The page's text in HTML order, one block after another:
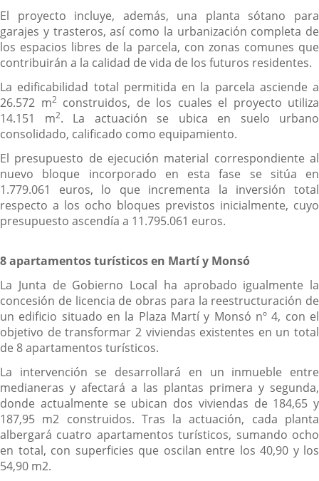
El proyecto incluye, además, una planta sótano para
garajes y trasteros, así como la urbanización completa de
los espacios libres de la parcela, con zonas comunes que
contribuirán a la calidad de vida de los futuros residentes.
La edificabilidad total permitida en la parcela asciende a
26.572 m2construidos, de los cuales el proyecto utiliza
14.151 m2. La actuación se ubica en suelo urbano
consolidado, calificado como equipamiento.
El presupuesto de ejecución material correspondiente al
nuevo bloque incorporado en esta fase se sitúa en
1.779.061 euros, lo que incrementa la inversión total
respecto a los ocho bloques previstos inicialmente, cuyo
presupuesto ascendía a 11.795.061 euros.
8 apartamentos turísticos en Martí y Monsó
La Junta de Gobierno Local ha aprobado igualmente la
concesión de licencia de obras para la reestructuración de
un edificio situado en la Plaza Martí y Monsó nº 4, con el
objetivo de transformar 2 viviendas existentes en un total
de 8 apartamentos turísticos.
La intervención se desarrollará en un inmueble entre
medianeras y afectará a las plantas primera y segunda,
donde actualmente se ubican dos viviendas de 184,65 y
187,95 m2 construidos. Tras la actuación, cada planta
albergará cuatro apartamentos turísticos, sumando ocho
en total, con superficies que oscilan entre los 40,90 y los
54,90 m2.